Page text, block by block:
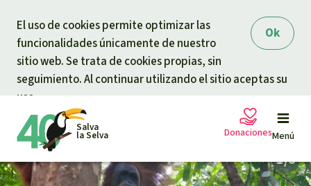
Ok
El uso de cookies permite optimizar las
funcionalidades únicamente de nuestro
sitio web. Se trata de cookies propias, sin
seguimiento. Al continuar utilizando el sitio aceptas su
uso.
Salva
la Selva Menú
Donaciones